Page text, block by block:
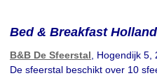
Bed & Breakfast
B&B De Sfeerstal , Hogendijk
De sfeerstal beschikt over 10